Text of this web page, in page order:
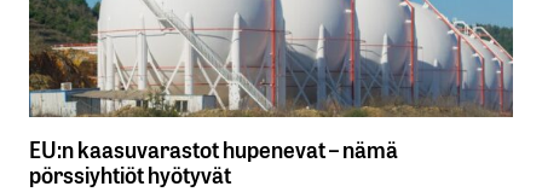
EU:n kaasuvarastot hupenevat – nämä
pörssiyhtiöt hyötyvät